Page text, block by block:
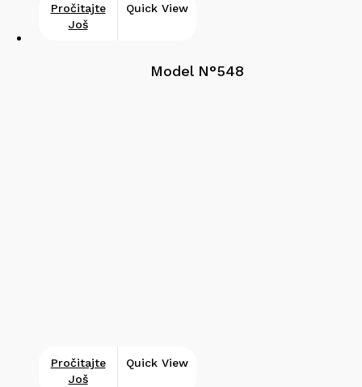
Pročitajte
Još
Quick View
Model N°548
Pročitajte
Još
Quick View